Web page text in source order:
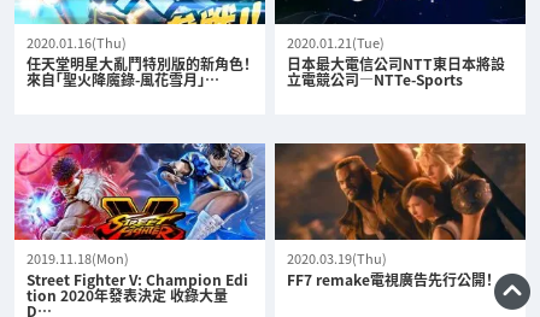
2020.01.16(Thu)
任天堂明星大亂鬥特別版的新角色！
來自「聖火降魔錄-風花雪月」…
2020.01.21(Tue)
日本最大電信公司NTT東日本將設
立電競公司—NTTe-Sports
2019.11.18(Mon)
Street Fighter V: Champion Edi
tion 2020年發表決定 收錄大量
D…
2020.03.19(Thu)
FF7 remake電視廣告先行公開！